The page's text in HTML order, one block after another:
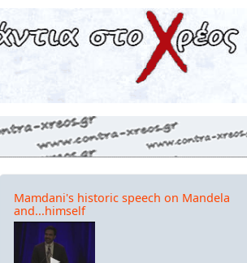
Mamdani's historic speech on Mandela
and...himself